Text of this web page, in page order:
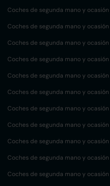
Coches de segunda mano y ocasión
Coches de segunda mano y ocasión
Coches de segunda mano y ocasión
Coches de segunda mano y ocasión
Coches de segunda mano y ocasión
Coches de segunda mano y ocasión
Coches de segunda mano y ocasión
Coches de segunda mano y ocasión
Coches de segunda mano y ocasión
Coches de segunda mano y ocasión
Coches de segunda mano y ocasión